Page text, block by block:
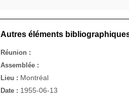
Autres éléments
Réunion :
Assemblée :
Lieu : Montréal
Date : 1955-06-13